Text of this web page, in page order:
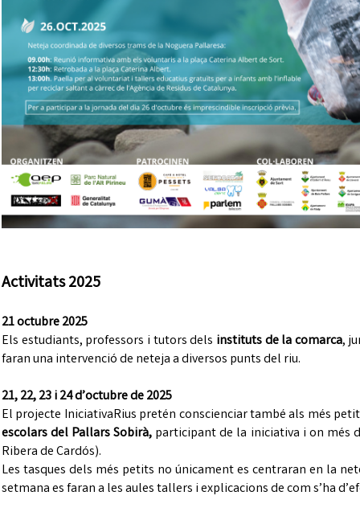
Activitats 2025
21 octubre 2025
Els estudiants, professors i tutors dels instituts de la comarca,
faran una intervenció de neteja a diversos punts del riu.
21, 22, 23 i 24 d’octubre de 2025
El projecte IniciativaRius pretén conscienciar també als més
escolars del Pallars Sobirà, participant de la iniciativa i on més
Ribera de Cardós).
Les tasques dels més petits no únicament es centraran en la
setmana es faran a les aules tallers i explicacions de com s’ha